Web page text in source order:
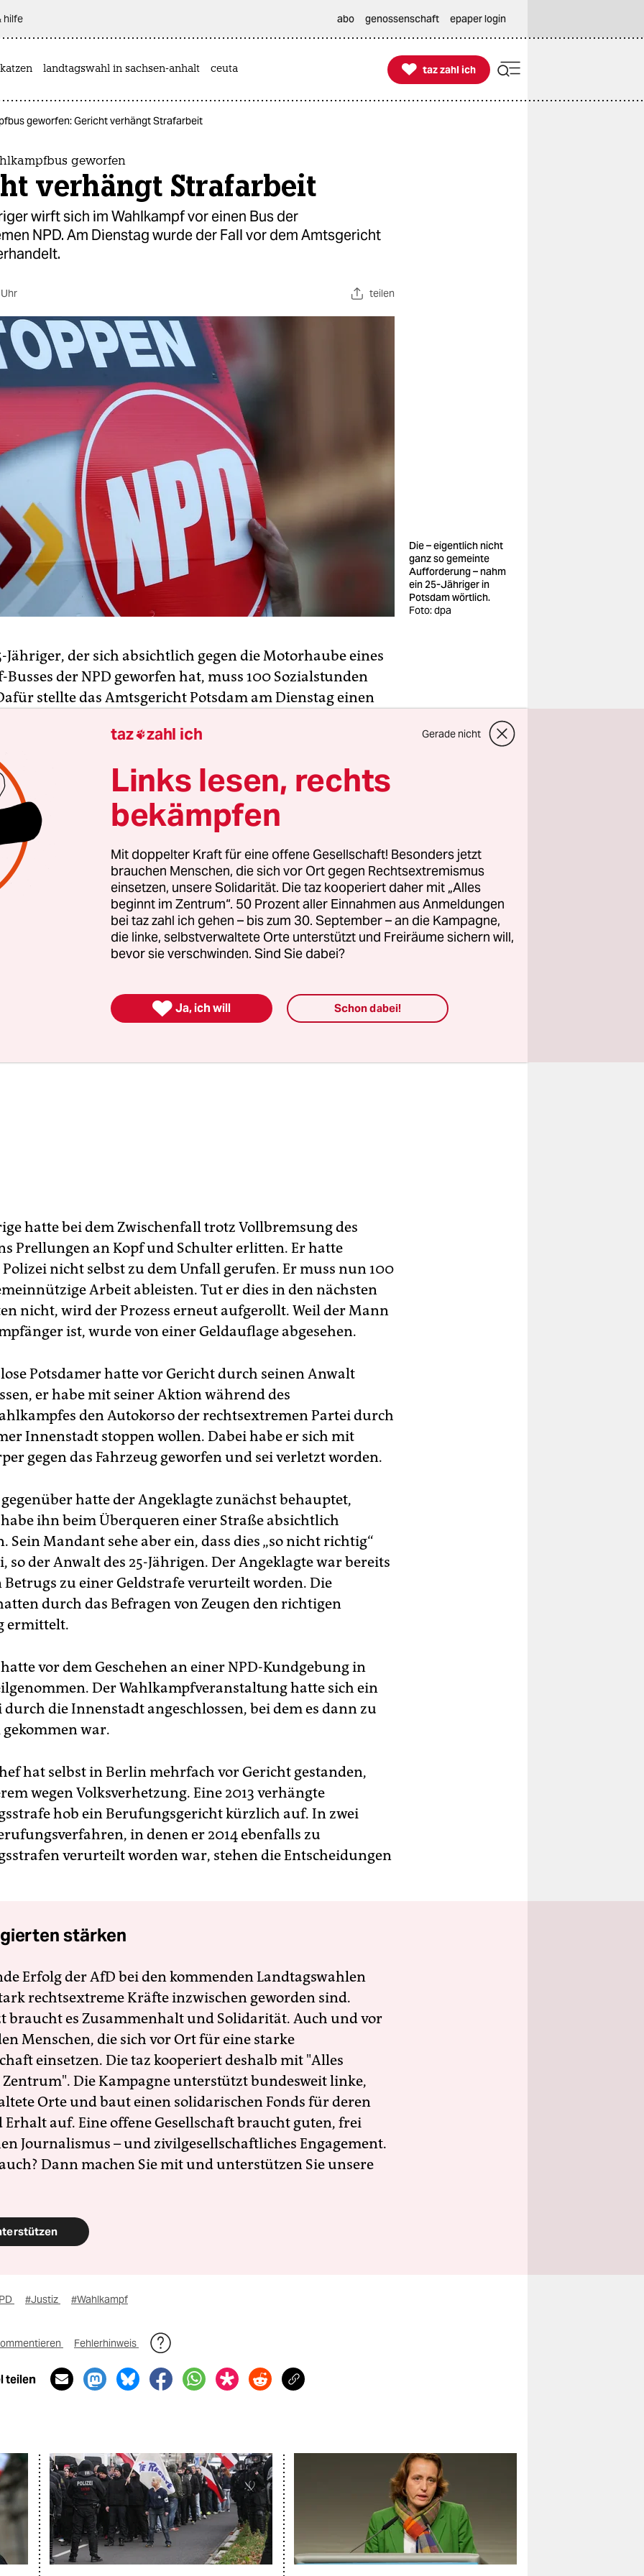
hilfe abo genossenschaft epaper login
katzen landtagswahl in sachsen-anhalt ceuta 
taz zahl ich
taz zahl ich
geworfen: Gericht verhängt Strafarbeit
geworfen
verhängt Strafarbeit
wirft sich im Wahlkampf vor einen Bus der
NPD. Am Dienstag wurde der Fall vor dem Amtsgericht
teilen
Die – eigentlich nicht
ganz so gemeinte
Aufforderung – nahm
ein 25-Jähriger in
Potsdam wörtlich.
Foto: dpa
Jähriger, der sich absichtlich gegen die Motorhaube eines
Busses der NPD geworfen hat, muss 100 Sozialstunden
stellte das Amtsgericht Potsdam am Dienstag einen
2014 hatte der Berliner NPD-Chef Sebastian
am Steuer des Kleintransporters eine Vollbremsung
Potsdam sah es bei der Entscheidung am Dienstag
als erwiesen an, dass der Angeklagte bei der Polizei
gegen Schmidtke von sich gegeben hatte. Der
aus Potsdam war vor Gericht geständig. Vor dem
hatte er mit einigen anderen Personen gegen einen
rechtsextremen Partei demonstriert.
hatte bei dem Zwischenfall trotz Vollbremsung des
Prellungen an Kopf und Schulter erlitten. Er hatte
nicht selbst zu dem Unfall gerufen. Er muss nun 100
Arbeit ableisten. Tut er dies in den nächsten
nicht, wird der Prozess erneut aufgerollt. Weil der Mann
ist, wurde von einer Geldauflage abgesehen.
Potsdamer hatte vor Gericht durch seinen Anwalt
er habe mit seiner Aktion während des
den Autokorso der rechtsextremen Partei durch
Innenstadt stoppen wollen. Dabei habe er sich mit
gegen das Fahrzeug geworfen und sei verletzt worden.
hatte der Angeklagte zunächst behauptet,
ihn beim Überqueren einer Straße absichtlich
Sein Mandant sehe aber ein, dass dies „so nicht richtig“
so der Anwalt des 25-Jährigen. Der Angeklagte war bereits
Betrugs zu einer Geldstrafe verurteilt worden. Die
durch das Befragen von Zeugen den richtigen
ermittelt.
vor dem Geschehen an einer NPD-Kundgebung in
Der Wahlkampfveranstaltung hatte sich ein
die Innenstadt angeschlossen, bei dem es dann zu
war.
hat selbst in Berlin mehrfach vor Gericht gestanden,
wegen Volksverhetzung. Eine 2013 verhängte
hob ein Berufungsgericht kürzlich auf. In zwei
in denen er 2014 ebenfalls zu
verurteilt worden war, stehen die Entscheidungen
stärken
Erfolg der AfD bei den kommenden Landtagswahlen
rechtsextreme Kräfte inzwischen geworden sind.
braucht es Zusammenhalt und Solidarität. Auch und vor
Menschen, die sich vor Ort für eine starke
einsetzen. Die taz kooperiert deshalb mit "Alles
Die Kampagne unterstützt bundesweit linke,
Orte und baut einen solidarischen Fonds für deren
Erhalt auf. Eine offene Gesellschaft braucht guten, frei
Journalismus – und zivilgesellschaftliches Engagement.
Dann machen Sie mit und unterstützen Sie unsere
#Justiz #Wahlkampf
Fehlerhinweis
teilen
taz zahl ich Gerade nicht
Links lesen, rechts
bekämpfen
Mit doppelter Kraft für eine offene Gesellschaft! Besonders jetzt
brauchen Menschen, die sich vor Ort gegen Rechtsextremismus
einsetzen, unsere Solidarität. Die taz kooperiert daher mit „Alles
beginnt im Zentrum“. 50 Prozent aller Einnahmen aus Anmeldungen
bei taz zahl ich gehen – bis zum 30. September – an die Kampagne,
die linke, selbstverwaltete Orte unterstützt und Freiräume sichern will,
bevor sie verschwinden. Sind Sie dabei?
 Ja, ich will Schon dabei!